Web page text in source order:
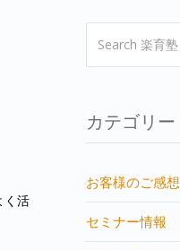
く活
カテゴリー
お客様のご感想
セミナー情報